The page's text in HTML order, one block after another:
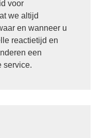
voor
we altijd
en wanneer u
reactietijd en
een
service.